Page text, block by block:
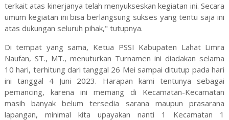
terkait atas kinerjanya telah menyukseskan kegiatan ini. Secara
umum kegiatan ini bisa berlangsung sukses yang tentu saja ini
atas dukungan seluruh pihak," tutupnya.
Di tempat yang sama, Ketua PSSI Kabupaten Lahat Limra
Naufan, ST., MT., menuturkan Turnamen ini diadakan selama
10 hari, terhitung dari tanggal 26 Mei sampai ditutup pada hari
ini tanggal 4 Juni 2023. Harapan kami tentunya sebagai
pemancing, karena ini memang di Kecamatan-Kecamatan
masih banyak belum tersedia sarana maupun prasarana
lapangan, minimal kita upayakan nanti 1 Kecamatan 1